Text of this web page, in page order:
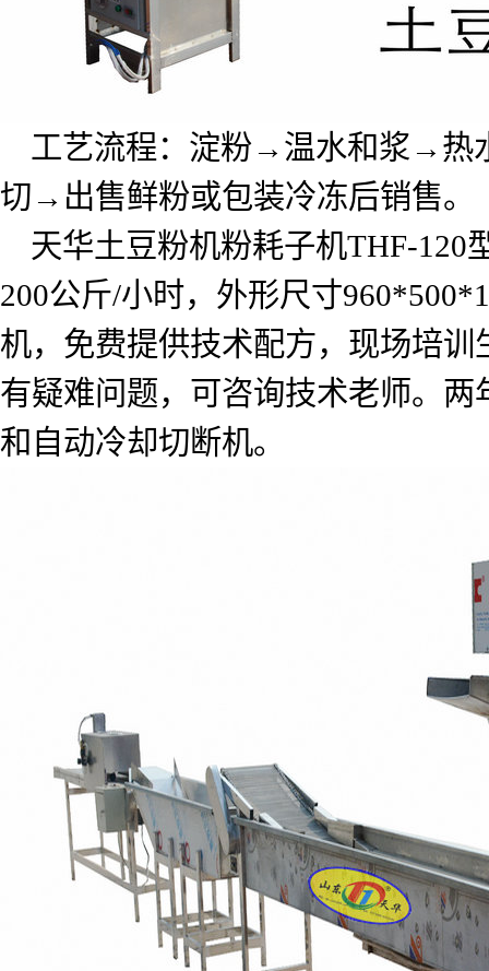
工艺流程：淀粉→温水和浆→
切→出售鲜粉或包装冷冻后销售。
天华土豆粉机粉耗子机THF-120
200公斤/小时，外形尺寸
机，免费提供技术配方，现场培
有疑难问题，可咨询技术老师。
和自动冷却切断机。